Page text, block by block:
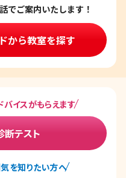
でご案内いたします！
から教室を探す
イスがもらえます
テスト
を知りたい方へ